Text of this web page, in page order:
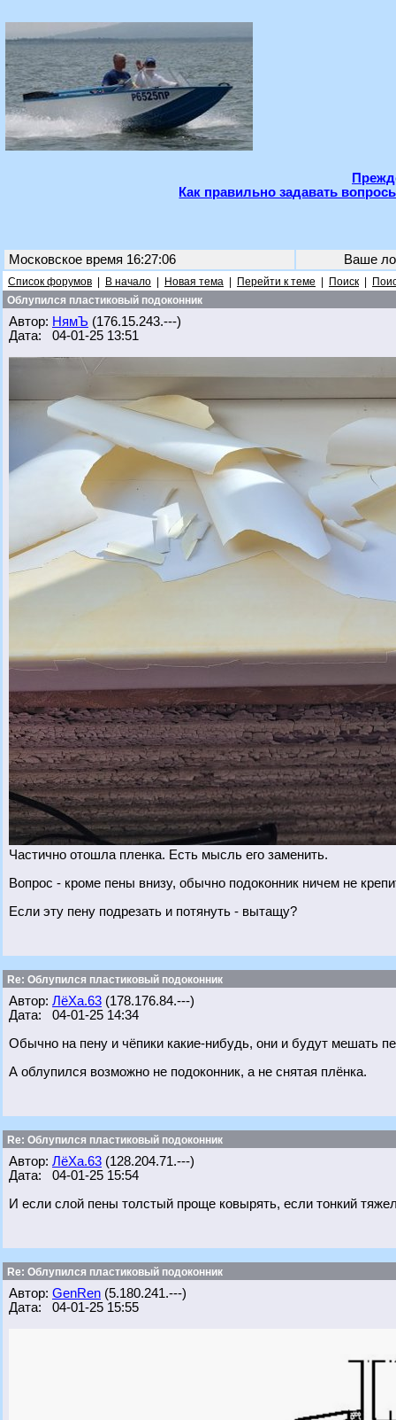
Как правильно задавать
Московское время 16:27:06 Ваше
Список форумов В начало Новая тема Перейти к теме Поиск
Облупился пластиковый подоконник
Автор: НямЪ (176.15.243.---)
Дата: 04-01-25 13:51
Частично отошла пленка. Есть мысль его заменить.
Вопрос - кроме пены внизу, обычно подоконник ничем не
Если эту пену подрезать и потянуть - вытащу?
Re: Облупился пластиковый подоконник
Автор: ЛёХа.63 (178.176.84.---)
Дата: 04-01-25 14:34
Обычно на пену и чёпики какие-нибудь, они и будут мешать
А облупился возможно не подоконник, а не снятая плёнка.
Re: Облупился пластиковый подоконник
Автор: ЛёХа.63 (128.204.71.---)
Дата: 04-01-25 15:54
И если слой пены толстый проще ковырять, если тонкий
Re: Облупился пластиковый подоконник
Автор: GenRen (5.180.241.---)
Дата: 04-01-25 15:55